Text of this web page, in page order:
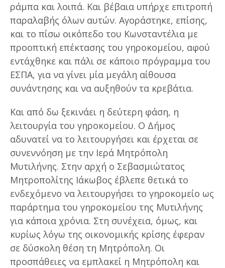
ράμπα και λοιπά. Και βέβαια υπήρχε επιτροπή
παραλαβής όλων αυτών. Αγοράστηκε, επίσης,
και το πίσω οικόπεδο του Κωνσταντέλια με
προοπτική επέκτασης του γηροκομείου, αφού
εντάχθηκε και πάλι σε κάποιο πρόγραμμα του
ΕΣΠΑ, για να γίνει μία μεγάλη αίθουσα
συνάντησης και να αυξηθούν τα κρεβάτια.
Και από δω ξεκινάει η δεύτερη φάση, η
λειτουργία του γηροκομείου. Ο Δήμος
αδυνατεί να το λειτουργήσει και έρχεται σε
συνεννόηση με την Ιερά Μητρόπολη
Μυτιλήνης. Στην αρχή ο Σεβασμιώτατος
Μητροπολίτης Ιάκωβος έβλεπε θετικά το
ενδεχόμενο να λειτουργήσει το γηροκομείο ως
παράρτημα του γηροκομείου της Μυτιλήνης
για κάποια χρόνια. Στη συνέχεια, όμως, και
κυρίως λόγω της οικονομικής κρίσης έφεραν
σε δύσκολη θέση τη Μητρόπολη. Οι
προσπάθειες να εμπλακεί η Μητρόπολη και